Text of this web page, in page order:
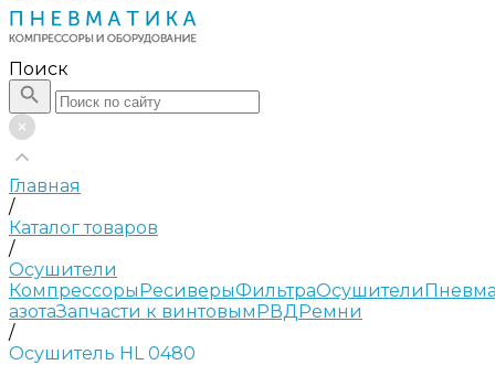
Поиск
Главная
/
Каталог товаров
/
Осушители
КомпрессорыРесиверыФильтраОсушители
азотаЗапчасти к винтовымРВДРемни
/
Осушитель HL 0480